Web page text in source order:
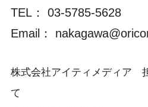
TEL： 03-5785-5628
Email：
株式会社アイティメディア
て